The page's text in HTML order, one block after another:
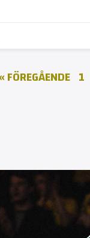
« FÖREGÅENDE 1